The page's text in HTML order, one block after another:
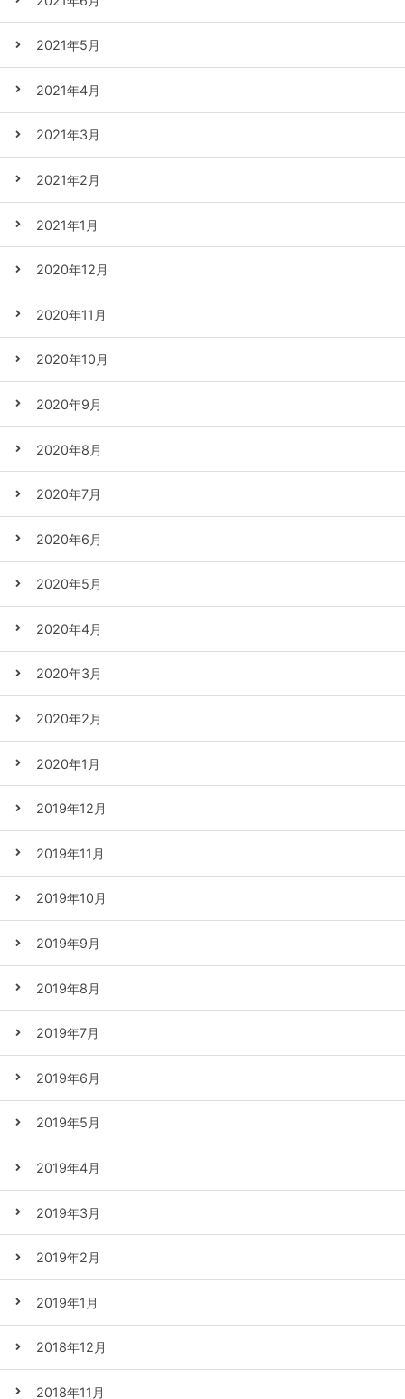
2021年5月
2021年4月
2021年3月
2021年2月
2021年1月
2020年12月
2020年11月
2020年10月
2020年9月
2020年8月
2020年7月
2020年6月
2020年5月
2020年4月
2020年3月
2020年2月
2020年1月
2019年12月
2019年11月
2019年10月
2019年9月
2019年8月
2019年7月
2019年6月
2019年5月
2019年4月
2019年3月
2019年2月
2019年1月
2018年12月
2018年11月